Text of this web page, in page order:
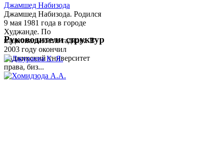
Джамшед Набизода
Джамшед Набизода. Родился
9 мая 1981 года в городе
Худжанде. По
национальности таджик. В
2003 году окончил
Таджикский университет
права, биз...
Руководители структур